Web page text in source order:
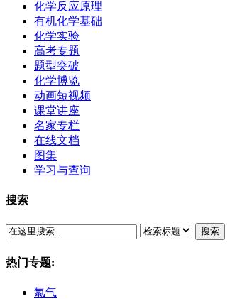
化学反应原理
有机化学基础
化学实验
高考专题
题型突破
化学博览
动画短视频
课堂讲座
名家专栏
在线文档
图集
学习与查询
搜索
搜索
热门专题:
氯气